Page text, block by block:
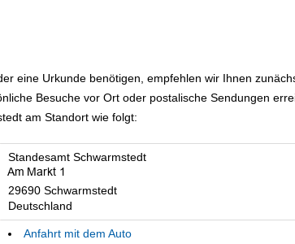
eine Urkunde benötigen, empfehlen wir Ihnen
Besuche vor Ort oder postalische Sendungen
am Standort wie folgt:
Standesamt Schwarmstedt
29690 Schwarmstedt
Deutschland
Anfahrt mit dem Auto